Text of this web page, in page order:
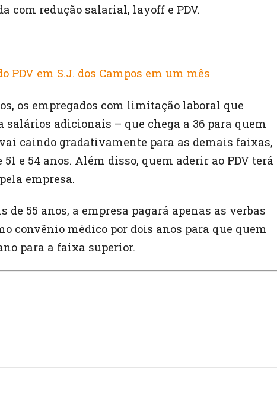
com redução salarial, layoff e PDV.
PDV em S.J. dos Campos em um mês
os empregados com limitação laboral que
salários adicionais – que chega a 36 para quem
caindo gradativamente para as demais faixas,
e 54 anos. Além disso, quem aderir ao PDV terá
empresa.
de 55 anos, a empresa pagará apenas as verbas
convênio médico por dois anos para que quem
para a faixa superior.